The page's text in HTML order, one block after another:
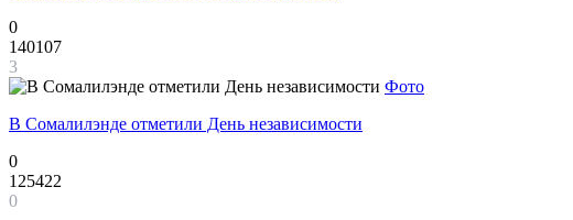
0
140107
3
Фото
В Сомалилэнде отметили День независимости
0
125422
0